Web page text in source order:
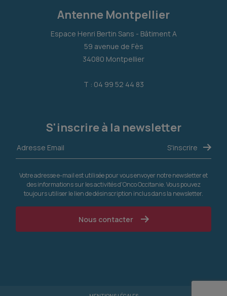
Antenne Montpellier
Espace Henri Bertin Sans - Bâtiment A
59 avenue de Fès
34080 Montpellier
T : 04 99 52 44 83
S'inscrire à la newsletter
Votre adresse e-mail est utilisée pour vous envoyer notre newsletter et
des informations sur les activités d'Onco Occitanie. Vous pouvez
toujours utiliser le lien de désinscription inclus dans la newsletter.
Nous contacter